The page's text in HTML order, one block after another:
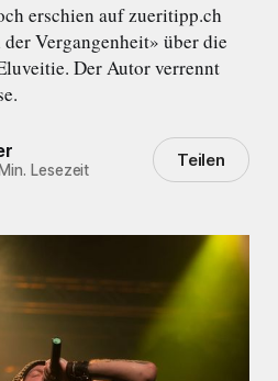
erschien auf zueritipp.ch
Vergangenheit» über die
Der Autor verrennt
Lesezeit Teilen